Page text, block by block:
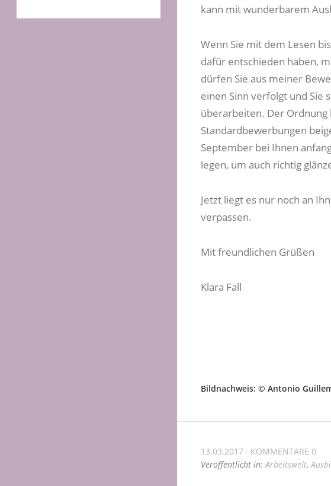
kann mit wunderbarem
Wenn Sie mit dem Lesen
dafür entschieden haben,
dürfen Sie aus meiner
einen Sinn verfolgt und Sie
überarbeiten. Der Ordnung
Standardbewerbungen
September bei Ihnen
legen, um auch richtig
Jetzt liegt es nur noch an
verpassen.
Mit freundlichen Grüßen
Klara Fall
Bildnachweis: © Antonio
13.03.2017
KOMMENTARE 0
Veröffentlicht in: Arbeitswelt,